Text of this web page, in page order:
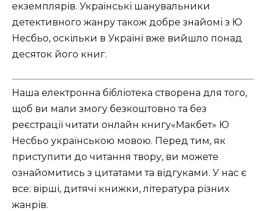
екземплярів. Українські шанувальники
детективного жанру також добре знайомі з Ю
Несбьо, оскільки в Україні вже вийшло понад
десяток його книг.
Наша електронна бібліотека створена для того,
щоб ви мали змогу безкоштовно та без
реєстрації читати онлайн книгу«Макбет» Ю
Несбьо українською мовою. Перед тим, як
приступити до читання твору, ви можете
ознайомитись з цитатами та відгуками. У нас є
все: вірші, дитячі книжки, література різних
жанрів.